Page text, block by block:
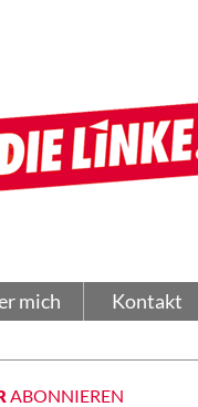
mich Kontakt
ABONNIEREN